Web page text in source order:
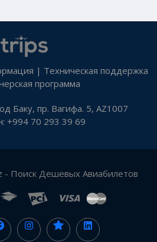
| Техническая поддержка
программа
Баку, пр. Вагифа. 5, AZ1007
+994 70 293 39 69
- Поиск Дешевых Авиабилетов